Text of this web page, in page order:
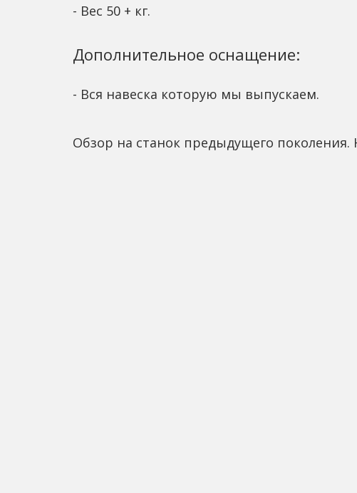
- Вес 50 + кг.
Дополнительное оснащение:
- Вся навеска которую мы выпускаем.
Обзор на станок предыдущего